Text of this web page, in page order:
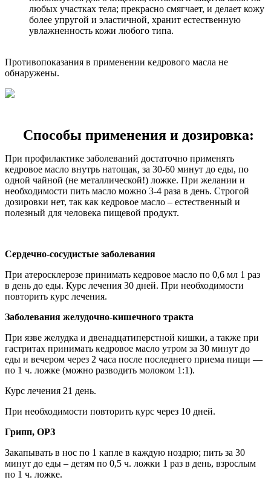
любых участках тела; прекрасно смягчает, и делает кожу
более упругой и эластичной, хранит естественную
увлажненность кожи любого типа.
Противопоказания в применении кедрового масла не
обнаружены.
Способы применения и дозировка:
При профилактике заболеваний достаточно применять
кедровое масло внутрь натощак, за 30-60 минут до еды, по
одной чайной (не металлической!) ложке. При желании и
необходимости пить масло можно 3-4 раза в день. Строгой
дозировки нет, так как кедровое масло – естественный и
полезный для человека пищевой продукт.
Сердечно-сосудистые заболевания
При атеросклерозе принимать кедровое масло по 0,6 мл 1 раз
в день до еды. Курс лечения 30 дней. При необходимости
повторить курс лечения.
Заболевания желудочно-кишечного тракта
При язве желудка и двенадцатиперстной кишки, а также при
гастритах принимать кедровое масло утром за 30 минут до
еды и вечером через 2 часа после последнего приема пищи —
по 1 ч. ложке (можно разводить молоком 1:1).
Курс лечения 21 день.
При необходимости повторить курс через 10 дней.
Грипп, ОРЗ
Закапывать в нос по 1 капле в каждую ноздрю; пить за 30
минут до еды – детям по 0,5 ч. ложки 1 раз в день, взрослым
по 1 ч. ложке.